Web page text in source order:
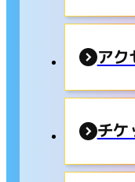
アク
チケ